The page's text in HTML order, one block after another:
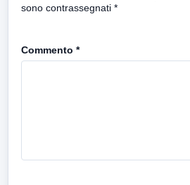
sono contrassegnati *
Commento *